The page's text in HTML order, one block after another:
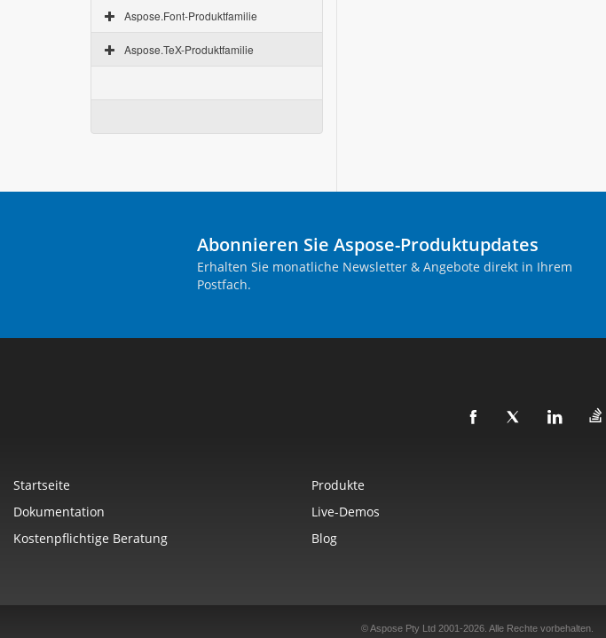
Aspose.Font-Produktfamilie
Aspose.TeX-Produktfamilie
Abonnieren Sie Aspose-Produktupdates
Erhalten Sie monatliche Newsletter & Angebote direkt in Ihrem
Postfach.
Startseite Produkte
Dokumentation
Live-Demos
Kostenpflichtige Beratung
Blog
© Aspose Pty Ltd 2001-2026. Alle Rechte vorbehalten.